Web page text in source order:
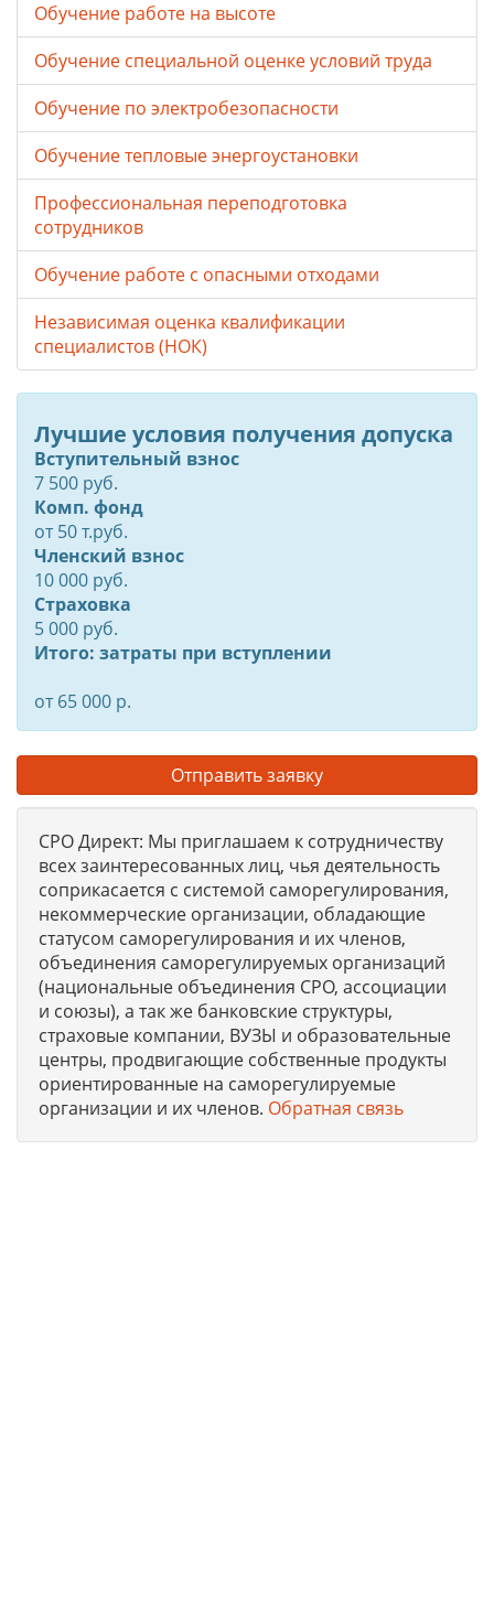
Обучение работе на высоте
Обучение специальной оценке условий труда
Обучение по электробезопасности
Обучение тепловые энергоустановки
Профессиональная переподготовка
сотрудников
Обучение работе с опасными отходами
Независимая оценка квалификации
специалистов (НОК)
Лучшие условия получения допуска
Вступительный взнос
7 500 руб.
Комп. фонд
от50т.руб.
Членский взнос
10 000 руб.
Страховка
5 000 руб.
Итого: затраты при вступлении
от 65 000 р.
Отправить заявку
СРО Директ: Мы приглашаем к сотрудничеству
всех заинтересованных лиц, чья деятельность
соприкасается с системой саморегулирования,
некоммерческие организации, обладающие
статусом саморегулирования и их членов,
объединения саморегулируемых организаций
(национальные объединения СРО, ассоциации
и союзы), а так же банковские структуры,
страховые компании, ВУЗЫ и образовательные
центры, продвигающие собственные продукты
ориентированные на саморегулируемые
организации и их членов. Обратная связь